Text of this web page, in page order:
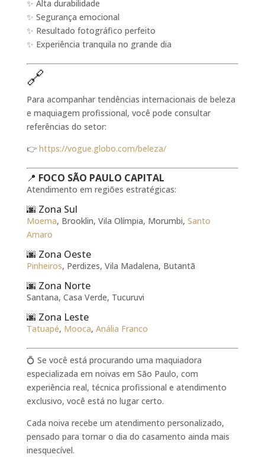
✨ Alta durabilidade
✨ Segurança emocional
✨ Resultado fotográfico perfeito
✨ Experiência tranquila no grande dia
🔗
Para acompanhar tendências internacionais de beleza
e maquiagem profissional, você pode consultar
referências do setor:
👉 https://vogue.globo.com/beleza/
📍 FOCO SÃO PAULO CAPITAL
Atendimento em regiões estratégicas:
🌆 Zona Sul
Moema, Brooklin, Vila Olímpia, Morumbi, Santo
Amaro
🌆 Zona Oeste
Pinheiros, Perdizes, Vila Madalena, Butantã
🌆 Zona Norte
Santana, Casa Verde, Tucuruvi
🌆 Zona Leste
Tatuapé, Mooca, Anália Franco
💍 Se você está procurando uma maquiadora
especializada em noivas em São Paulo, com
experiência real, técnica profissional e atendimento
exclusivo, você está no lugar certo.
Cada noiva recebe um atendimento personalizado,
pensado para tornar o dia do casamento ainda mais
inesquecível.